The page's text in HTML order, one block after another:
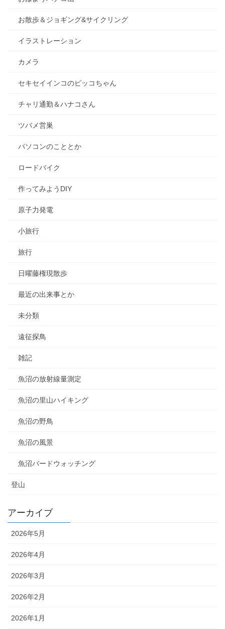
お散歩＆ジョギング&サイクリング
イラストレーション
カメラ
セキセイインコのピッコちゃん
チャリ通勤＆ハナコさん
ツバメ営巣
パソコンのこととか
ロードバイク
作ってみようDIY
原子力発電
小旅行
旅行
日曜藤権現散歩
最近の出来事とか
未分類
遠征探鳥
雑記
魚沼の放射線量測定
魚沼の里山ハイキング
魚沼の野鳥
魚沼の風景
魚沼バードウォッチング
登山
アーカイブ
2026年5月
2026年4月
2026年3月
2026年2月
2026年1月